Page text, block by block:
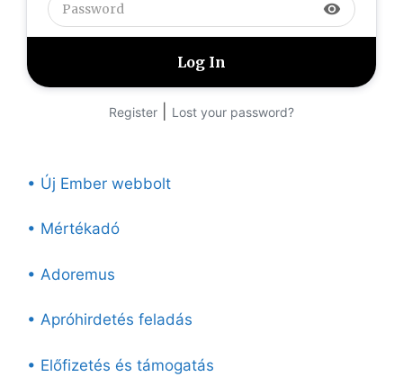
visibility
Register Lost your password?
• Új Ember webbolt
• Mértékadó
• Adoremus
• Apróhirdetés feladás
• Előfizetés és támogatás